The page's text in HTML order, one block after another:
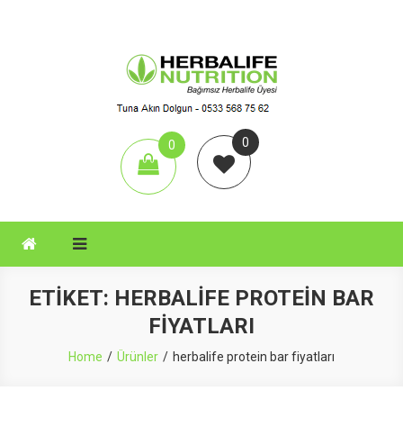
Aktif Herbal
Herbalife Çay, Herbalife Shake, Herbalife Nutrition, Herbalife Set,
0
items
0
ETIKET: HERBALIFE PROTEIN BAR
FIYATLARI
Home Ürünler herbalife protein bar fiyatları